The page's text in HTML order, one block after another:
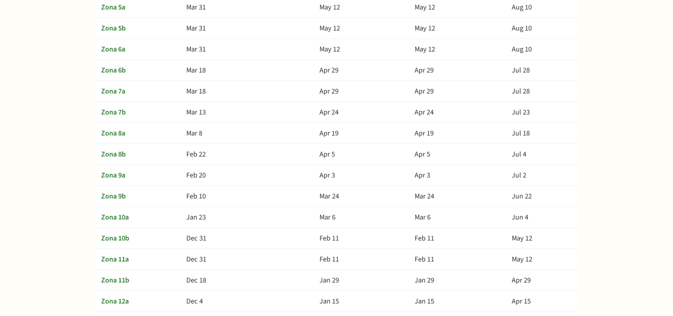
Zona 5a
Mar 31 May 12 May 12
Aug 10
Zona 5b
Mar 31 May 12 May 12
Aug 10
Zona 6a
Mar 31 May 12 May 12
Aug 10
Zona 6b
Mar 18 Apr 29 Apr 29
Jul 28
Zona 7a
Mar 18 Apr 29 Apr 29
Jul 28
Zona 7b
Mar 13 Apr 24 Apr 24
Jul 23
Zona 8a
Mar 8 Apr 19 Apr 19
Jul 18
Zona 8b
Feb 22 Apr 5 Apr 5
Jul 4
Zona 9a
Feb 20 Apr 3 Apr 3
Jul 2
Zona 9b
Feb 10 Mar 24 Mar 24
Jun 22
Zona 10a
Jan 23 Mar 6 Mar 6
Jun 4
Zona 10b
Dec 31 Feb 11 Feb 11
May 12
Zona 11a
Dec 31 Feb 11 Feb 11
May 12
Zona 11b
Dec 18 Jan 29 Jan 29
Apr 29
Zona 12a
Dec 4 Jan 15 Jan 15
Apr 15